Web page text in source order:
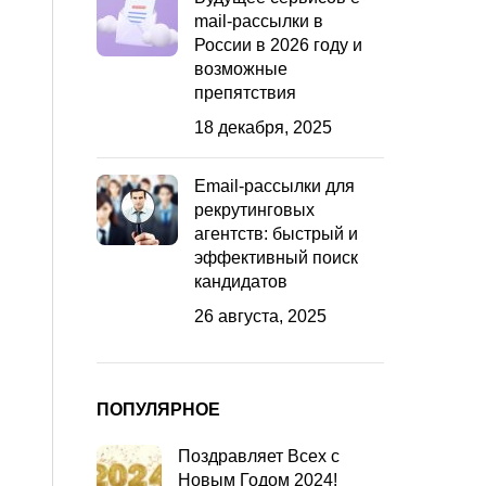
mail-рассылки в
России в 2026 году и
возможные
препятствия
18 декабря, 2025
Email-рассылки для
рекрутинговых
агентств: быстрый и
эффективный поиск
кандидатов
26 августа, 2025
ПОПУЛЯРНОЕ
Поздравляет Всех с
Новым Годом 2024!